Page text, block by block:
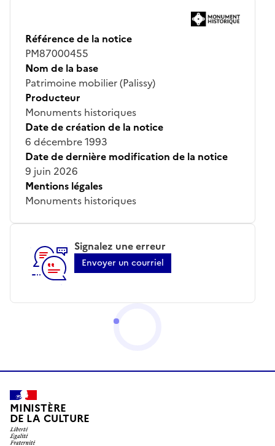
Référence de la notice
PM87000455
Nom de la base
Patrimoine mobilier (Palissy)
Producteur
Monuments historiques
Date de création de la notice
6 décembre 1993
Date de dernière modification de la notice
9 juin 2026
Mentions légales
Monuments historiques
Signalez une erreur
Envoyer un courriel
MINISTÈRE
DE LA CULTURE